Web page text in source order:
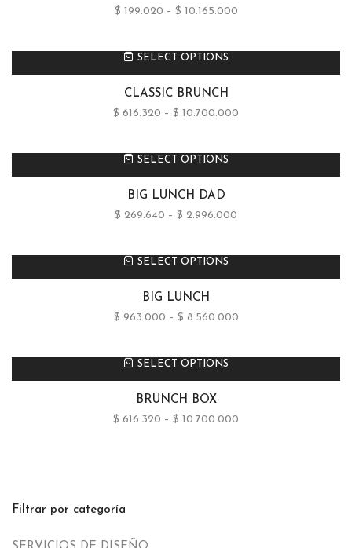
$ 199.020 – $ 10.165.000
SELECT OPTIONS
CLASSIC BRUNCH
$ 616.320 – $ 10.700.000
SELECT OPTIONS
BIG LUNCH DAD
$ 269.640 – $ 2.996.000
SELECT OPTIONS
BIG LUNCH
$ 963.000 – $ 8.560.000
SELECT OPTIONS
BRUNCH BOX
$ 616.320 – $ 10.700.000
Filtrar por categoría